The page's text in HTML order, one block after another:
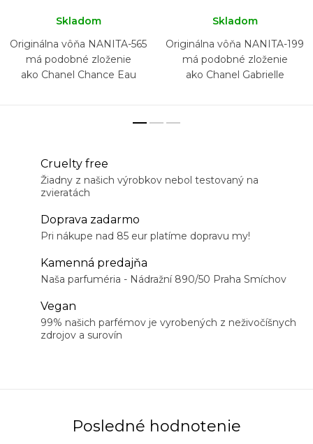
Skladom
Originálna vôňa NANITA-565
má podobné zloženie
ako Chanel Chance Eau
Skladom
Originálna vôňa NANITA-199
má podobné zloženie
ako Chanel Gabrielle
Cruelty free
Žiadny z našich výrobkov nebol testovaný na
zvieratách
Doprava zadarmo
Pri nákupe nad 85 eur platíme dopravu my!
Kamenná predajňa
Naša parfuméria - Nádražní 890/50 Praha Smíchov
Vegan
99% našich parfémov je vyrobených z neživočíšnych
zdrojov a surovín
Posledné hodnotenie